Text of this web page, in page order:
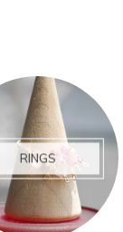
RINGS